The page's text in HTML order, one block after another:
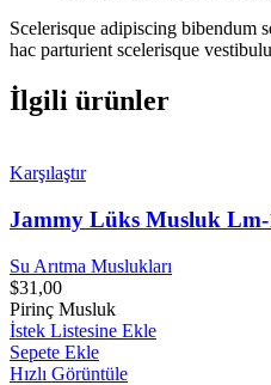
Scelerisque adipiscing bibendum
hac parturient scelerisque
İlgili ürünler
Karşılaştır
Jammy Lüks Musluk Lm-
Su Arıtma Muslukları
$31,00
Pirinç Musluk
İstek Listesine Ekle
Sepete Ekle
Hızlı Görüntüle